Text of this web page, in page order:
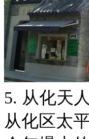
5. 从化天
从化区太